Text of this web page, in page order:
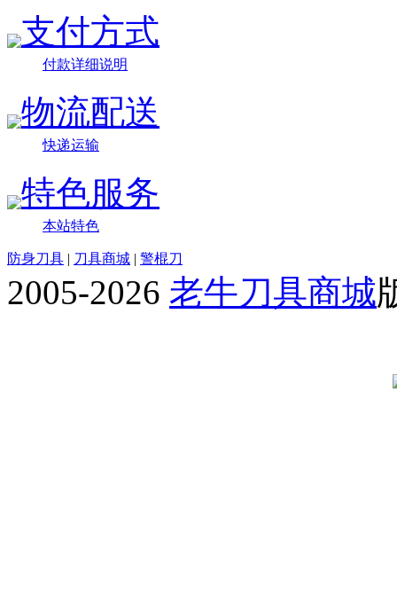
支付方式
付款详细说明
物流配送
快递运输
特色服务
本站特色
防身刀具 | 刀具商城 | 警棍刀
2005-2026 老牛刀具商城